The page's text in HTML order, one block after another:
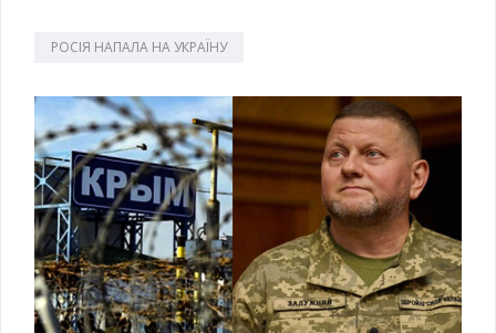
РОСІЯ НАПАЛА НА УКРАЇНУ